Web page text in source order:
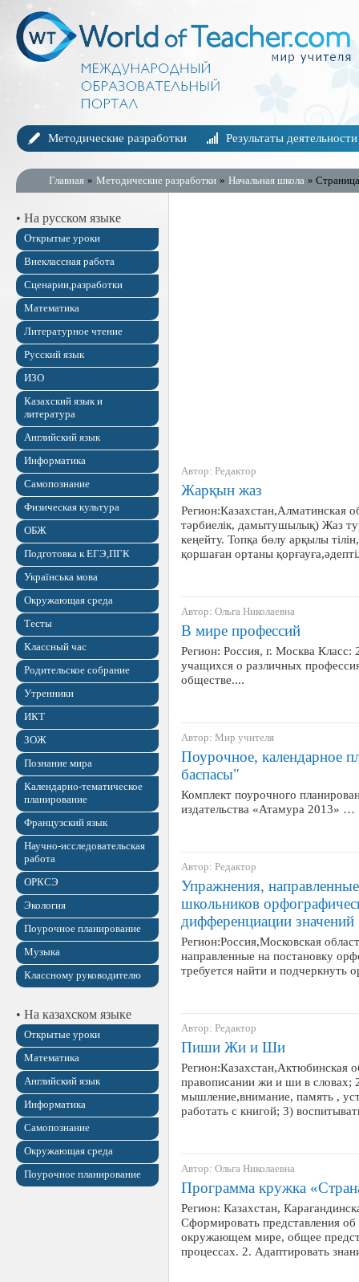
Методические разработки Результаты деятельности
Главная » Методические разработки » Начальная школа »
• На русском языке
Открытые уроки
Внеклассная работа
Сценарии,разработки
Математика
Литературное чтение
Русский язык
ИЗО
Казахский язык и
литература
Английский язык
Информатика
Самопознание
Физическая культура
ОБЖ
Подготовка к ЕГЭ,ПГК
Українська мова
Окружающая среда
Тесты
Классный час
Родительское собрание
Утренники
ИКТ
ЗОЖ
Познание мира
Календарно-тематическое
планирование
Французский язык
Научно-исследовательская
работа
ОРКСЭ
Экология
Поурочное планирование
Музыка
Классному руководителю
• На казахском языке
Открытые уроки
Математика
Английский язык
Информатика
Самопознание
Окружающая среда
Поурочное планирование
Автор: Редактор
Жарқын жаз
Регион:Казахстан,Алматинская
тәрбиелік, дамытушылық) Жаз
кеңейту. Топқа бөлу арқылы
қоршаған ортаны
Автор: Ольга Николаевна
В мире профессий
Регион: Россия, г. Москва
учащихся о различных
обществе....
Автор: Мир учителя
Поурочное, календарное
баспасы"
Комплект поурочного
издательства «Атамура 2013» …
Автор: Редактор
Упражнения,
школьников
дифференциации значений
Регион:Россия,Московская
направленные на постановку
требуется найти и подчеркнуть
Автор: Редактор
Пиши Жи и Ши
Регион:Казахстан,Актюбинская
правописании жи и ши в словах;
мышление,внимание, память ,
работать с книгой; 3)
Автор: Ольга Николаевна
Программа кружка
Регион: Казахстан,
Сформировать представления
окружающем мире, общее
процессах. 2. Адаптировать